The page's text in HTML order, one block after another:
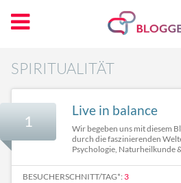
SPIRITUALITÄT
1
Live in balance
Wir begeben uns mit diesem
durch die faszinierenden
Psychologie, Naturheilkunde
BESUCHERSCHNITT/TAG*: 3